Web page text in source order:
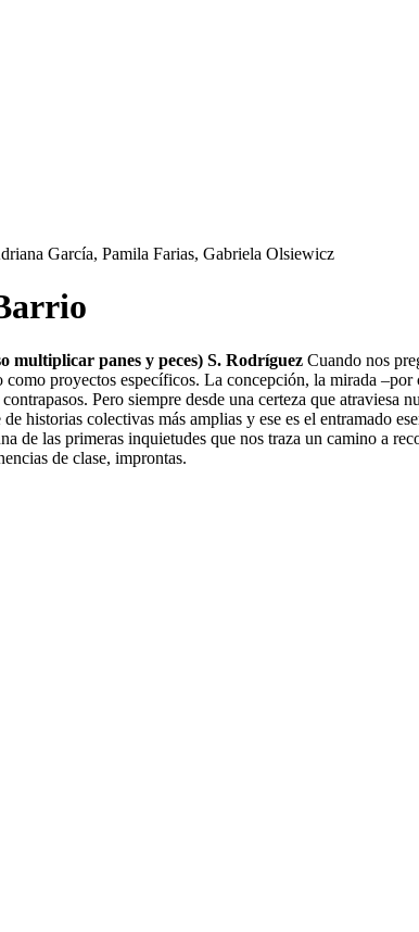
García, Pamila Farias, Gabriela Olsiewicz
multiplicar panes y peces) S. Rodríguez Cuando nos
proyectos específicos. La concepción, la mirada
Pero siempre desde una certeza que atraviesa
historias colectivas más amplias y ese es el entramado
de las primeras inquietudes que nos traza un camino a
de clase, improntas.